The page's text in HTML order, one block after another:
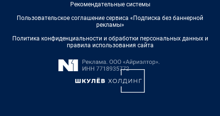
Рекомендательные системы
Пользовательское соглашение сервиса «Подписка без баннерной
рекламы»
Политика конфиденциальности и обработки персональных данных и
правила использования сайта